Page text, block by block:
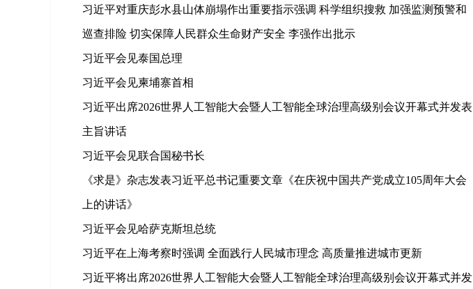
习近平对重庆彭水县山体崩塌作出重要指示强调 科学组织搜救 加强监测预警和
巡查排险 切实保障人民群众生命财产安全 李强作出批示
习近平会见泰国总理
习近平会见柬埔寨首相
习近平出席2026世界人工智能大会暨人工智能全球治理高级别会议开幕式并发表
主旨讲话
习近平会见联合国秘书长
《求是》杂志发表习近平总书记重要文章《在庆祝中国共产党成立105周年大会
上的讲话》
习近平会见哈萨克斯坦总统
习近平在上海考察时强调 全面践行人民城市理念 高质量推进城市更新
习近平将出席2026世界人工智能大会暨人工智能全球治理高级别会议开幕式并发